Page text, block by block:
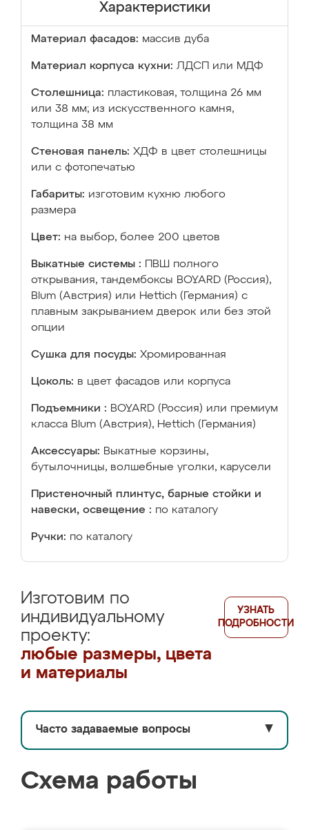
Характеристики
Материал фасадов: массив дуба
Материал корпуса кухни: ЛДСП или МДФ
Столешница: пластиковая, толщина 26 мм
или 38 мм; из искусственного камня,
толщина 38 мм
Стеновая панель: ХДФ в цвет столешницы
или с фотопечатью
Габариты: изготовим кухню любого
размера
Цвет: на выбор, более 200 цветов
Выкатные системы :
ПВШ полного
открывания, тандембоксы BOYARD (Россия),
Blum (Австрия) или Hettich (Германия) с
плавным закрыванием дверок или без этой
опции
Сушка для посуды: Хромированная
Цоколь: в цвет фасадов или корпуса
Подъемники : BOYARD (Россия) или премиум
класса Blum (Австрия), Hettich (Германия)
Аксессуары: Выкатные корзины,
бутылочницы, волшебные уголки, карусели
Пристеночный плинтус, барные стойки и
навески, освещение : по каталогу
Ручки: по каталогу
Изготовим по
индивидуальному
проекту:
любые размеры, цвета
и материалы
УЗНАТЬ
ПОДРОБНОСТИ
Часто задаваемые вопросы ▼
Схема работы